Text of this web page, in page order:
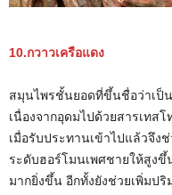
10.กวาวเครือแดง
สมุนไพรชั้นยอดที่ขึ้นชื่อว่าเป็
เนื่องจากอุดมไปด้วยสารเทส
เมื่อรับประทานเข้าไปแล้วจึง
ระดับฮอร์โมนเพศชายให้สูงขึ้
มากยิ่งขึ้น อีกทั้งยังช่วยเพิ่มป